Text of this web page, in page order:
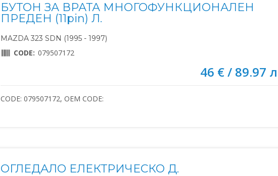
БУТОН ЗА ВРАТА МНОГОФУНКЦИОНАЛЕН
ПРЕДЕН (11pin) Л.
MAZDA 323 SDN (1995 - 1997)
CODE: 079507172
46 € / 89.97
CODE: 079507172, OEM CODE:
ОГЛЕДАЛО ЕЛЕКТРИЧЕСКО Д.